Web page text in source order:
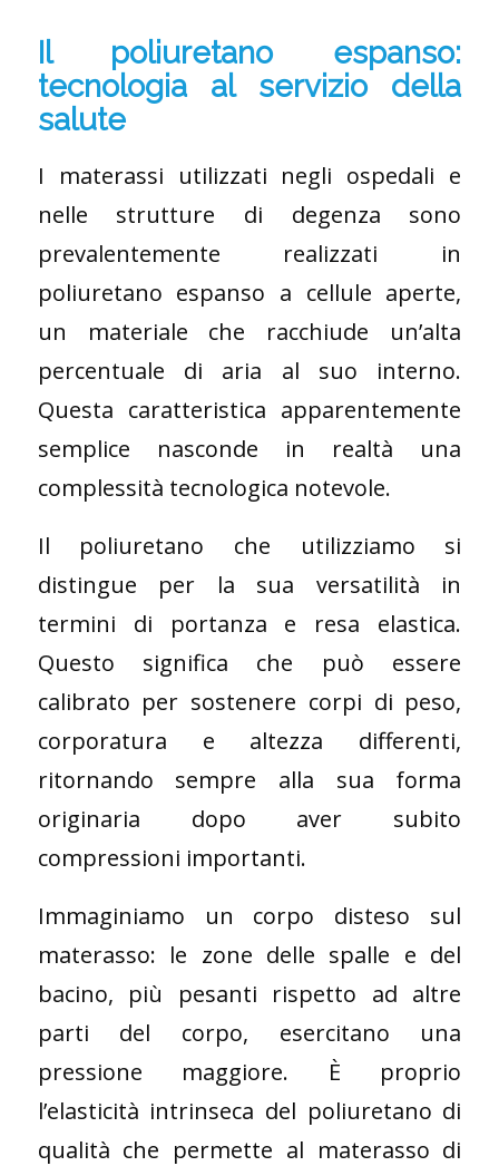
Il poliuretano espanso:
tecnologia al servizio della
salute
I materassi utilizzati negli ospedali e
nelle strutture di degenza sono
prevalentemente realizzati in
poliuretano espanso a cellule aperte,
un materiale che racchiude un’alta
percentuale di aria al suo interno.
Questa caratteristica apparentemente
semplice nasconde in realtà una
complessità tecnologica notevole.
Il poliuretano che utilizziamo si
distingue per la sua versatilità in
termini di portanza e resa elastica.
Questo significa che può essere
calibrato per sostenere corpi di peso,
corporatura e altezza differenti,
ritornando sempre alla sua forma
originaria dopo aver subito
compressioni importanti.
Immaginiamo un corpo disteso sul
materasso: le zone delle spalle e del
bacino, più pesanti rispetto ad altre
parti del corpo, esercitano una
pressione maggiore. È proprio
l’elasticità intrinseca del poliuretano di
qualità che permette al materasso di